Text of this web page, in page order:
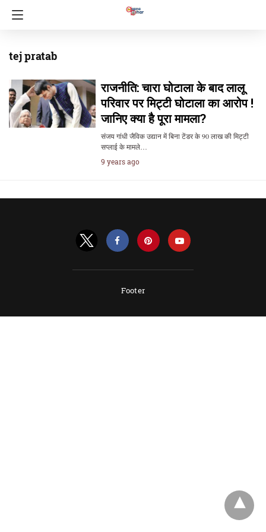
tej pratab
राजनीति: चारा घोटाला के बाद लालू
परिवार पर मिट्टी घोटाला का आरोप !
जानिए क्या है पूरा मामला?
संजय गांधी जैविक उद्यान में बिना टेंडर के 90 लाख की मिट्टी
सप्लाई के मामले…
9 years ago
Footer